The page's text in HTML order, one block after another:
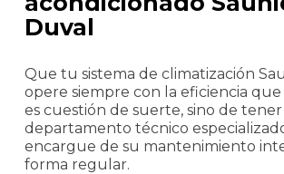
Duval
Que tu sistema de climatización
opere siempre con la eficiencia que
es cuestión de suerte, sino de
departamento técnico
encargue de su mantenimiento
forma regular.